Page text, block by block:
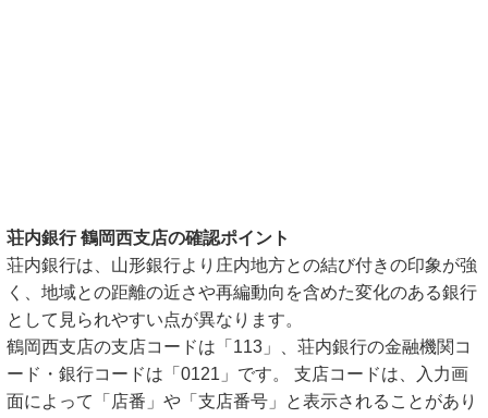
荘内銀行 鶴岡西支店の確認ポイント
荘内銀行は、山形銀行より庄内地方との結び付きの印象が強
く、地域との距離の近さや再編動向を含めた変化のある銀行
として見られやすい点が異なります。
鶴岡西支店の支店コードは「113」、荘内銀行の金融機関コ
ード・銀行コードは「0121」です。 支店コードは、入力画
面によって「店番」や「支店番号」と表示されることがあり